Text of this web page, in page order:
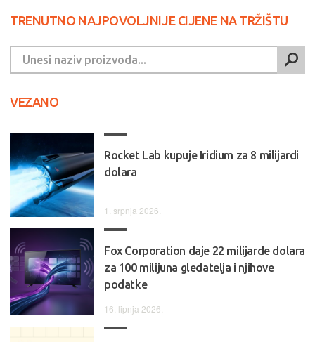
TRENUTNO NAJPOVOLJNIJE CIJENE NA TRŽIŠTU
VEZANO
Rocket Lab kupuje Iridium za 8 milijardi
dolara
1. srpnja 2026.
Fox Corporation daje 22 milijarde dolara
za 100 milijuna gledatelja i njihove
podatke
16. lipnja 2026.